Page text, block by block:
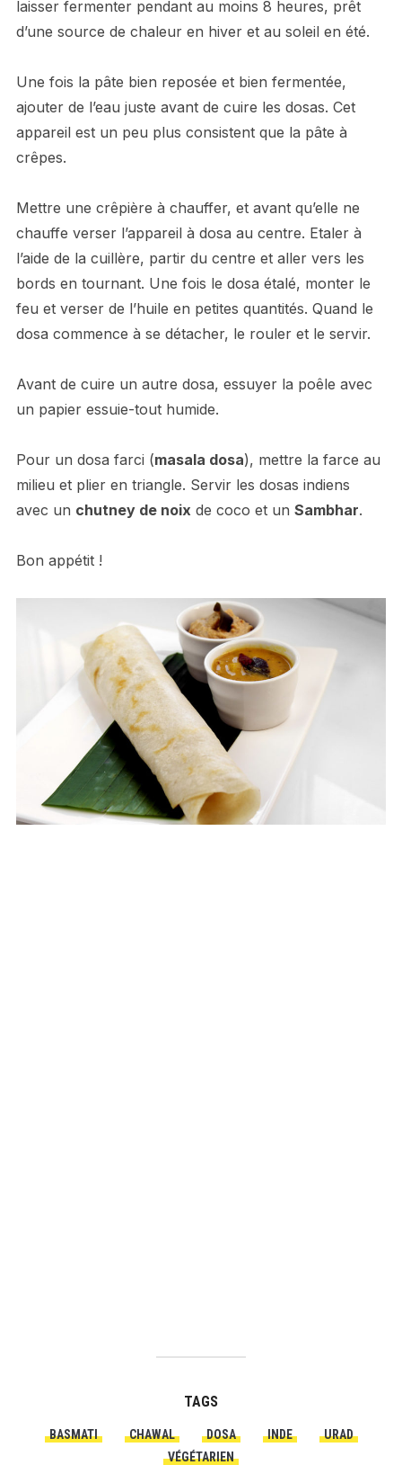
laisser fermenter pendant au moins 8 heures, prêt
d’une source de chaleur en hiver et au soleil en été.
Une fois la pâte bien reposée et bien fermentée,
ajouter de l’eau juste avant de cuire les dosas. Cet
appareil est un peu plus consistent que la pâte à
crêpes.
Mettre une crêpière à chauffer, et avant qu’elle ne
chauffe verser l’appareil à dosa au centre. Etaler à
l’aide de la cuillère, partir du centre et aller vers les
bords en tournant. Une fois le dosa étalé, monter le
feu et verser de l’huile en petites quantités. Quand le
dosa commence à se détacher, le rouler et le servir.
Avant de cuire un autre dosa, essuyer la poêle avec
un papier essuie-tout humide.
Pour un dosa farci (masala dosa), mettre la farce au
milieu et plier en triangle. Servir les dosas indiens
avec un chutney de noix de coco et un Sambhar.
Bon appétit !
TAGS
BASMATI CHAWAL DOSA INDE
URAD
VÉGÉTARIEN